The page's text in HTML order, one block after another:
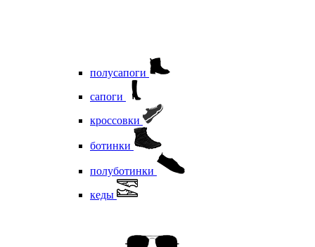
полусапоги
сапоги
кроссовки
ботинки
полуботинки
кеды